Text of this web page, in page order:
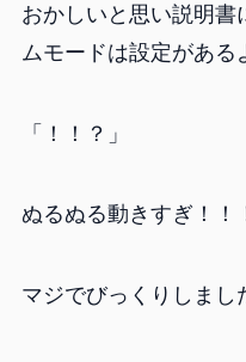
おかしいと思い説明書
ムモードは設定がある
「！！？」
ぬるぬる動きすぎ！！
マジでびっくりしまし